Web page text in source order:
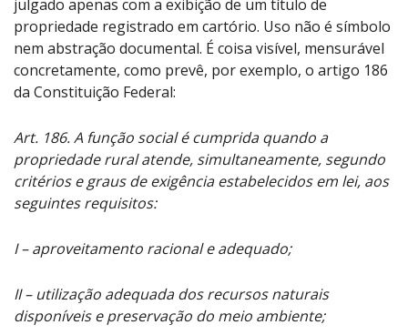
julgado apenas com a exibição de um título de
propriedade registrado em cartório. Uso não é símbolo
nem abstração documental. É coisa visível, mensurável
concretamente, como prevê, por exemplo, o artigo 186
da Constituição Federal:
Art. 186. A função social é cumprida quando a
propriedade rural atende, simultaneamente, segundo
critérios e graus de exigência estabelecidos em lei, aos
seguintes requisitos:
I – aproveitamento racional e adequado;
II – utilização adequada dos recursos naturais
disponíveis e preservação do meio ambiente;